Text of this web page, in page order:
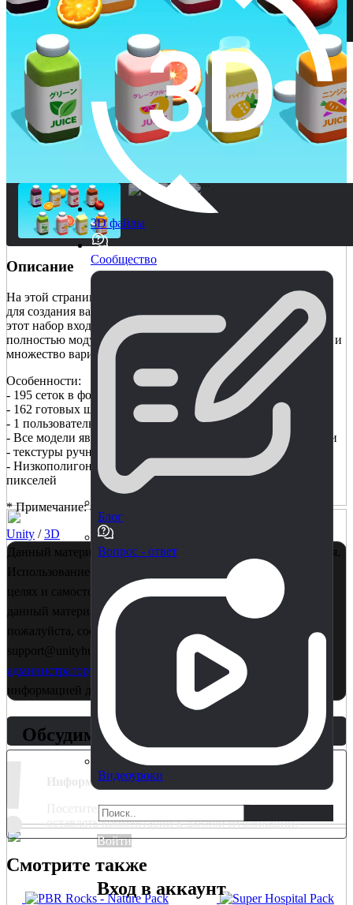
3D файлы
Сообщество
Блог
Вопрос - ответ
Видеоуроки
Войти
Вход в аккаунт
Описание
На этой странице представлены все необходимые продукты
для создания вашей следующей игры или проекта в кафе. В
этот набор входит более 162 готовых к использованию
полностью модульных наборов, 1 пользовательский шейдер и
множество вариантов текстур на выбор.
Особенности:
- 195 сеток в формате fbx
- 162 готовых шаблона - всего 226 готовых шаблонов
- 1 пользовательский шейдер
- Все модели являются модульными и легко настраиваемыми
- текстуры ручной раскраски 1024х1024
- Низкополигональные модели в диапазоне от 68 до 3176
пикселей
* Примечание: анимация и коллайдеры не включены
Unity /3D
Данный материал является собственностью правообладателя.
Использование в коммерции - запрещено! Только в учебных
целях и самостоятельного изучения. Если Вы считаете, что
данный материал нарушает ваши авторские права,
пожалуйста, сообщите об этом нам на почту
support@unityhub.pro или в личные сообщения
администратору
. Также рекомендуем ознакомиться с
информацией для правообладателейпо этой ссылке..
Обсудим?
!
Информация
Посетители, находящиеся в группеГости, не могут
оставлять комментарии к данной публикации.
Смотрите также